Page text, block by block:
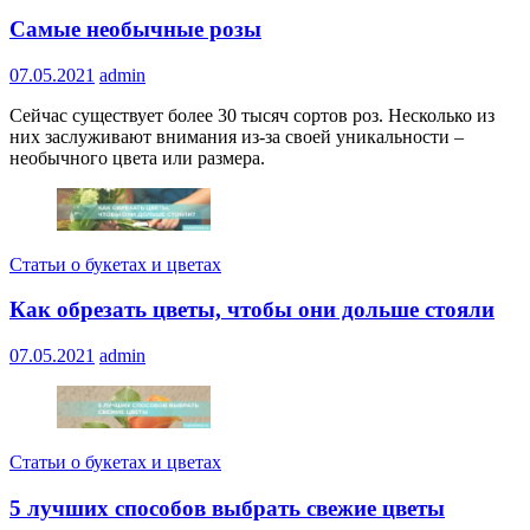
Самые необычные розы
07.05.2021 admin
Сейчас существует более 30 тысяч сортов роз. Несколько из
них заслуживают внимания из-за своей уникальности –
необычного цвета или размера.
Статьи о букетах и цветах
Как обрезать цветы, чтобы они дольше стояли
07.05.2021 admin
Статьи о букетах и цветах
5 лучших способов выбрать свежие цветы